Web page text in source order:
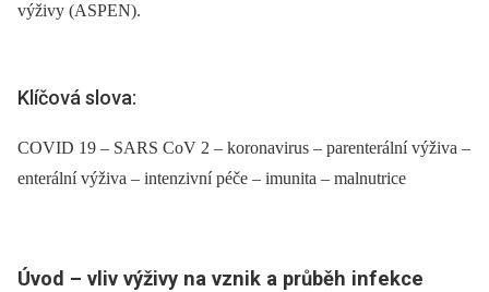
výživy (ASPEN).
Klíčová slova:
COVID 19 – SARS CoV 2 – koronavirus – parenterální výživa –
enterální výživa – intenzivní péče – imunita – malnutrice
Úvod –⁠ vliv výživy na vznik a průběh infekce